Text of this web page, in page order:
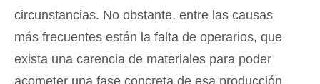
circunstancias. No obstante, entre las causas
más frecuentes están la falta de operarios, que
exista una carencia de materiales para poder
acometer una fase concreta de esa producción,